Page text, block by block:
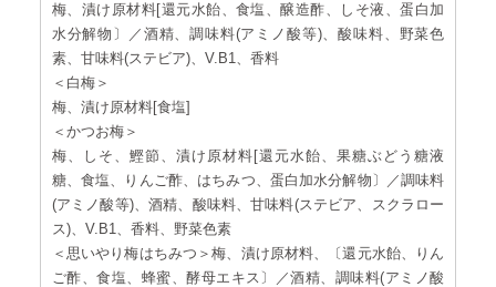
梅、漬け原材料[還元水飴、食塩、醸造酢、しそ液、蛋白加
水分解物〕／酒精、調味料(アミノ酸等)、酸味料、野菜色
素、甘味料(ステビア)、V.B1、香料
＜白梅＞
梅、漬け原材料[食塩]
＜かつお梅＞
梅、しそ、鰹節、漬け原材料[還元水飴、果糖ぶどう糖液
糖、食塩、りんご酢、はちみつ、蛋白加水分解物〕／調味料
(アミノ酸等)、酒精、酸味料、甘味料(ステビア、スクラロー
ス)、V.B1、香料、野菜色素
＜思いやり梅はちみつ＞梅、漬け原材料、〔還元水飴、りん
ご酢、食塩、蜂蜜、酵母エキス〕／酒精、調味料(アミノ酸